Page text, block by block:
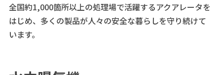
全国約1,000箇所以上の処理場で活躍するアクアレータを
はじめ、多くの製品が人々の安全な暮らしを守り続けて
います。